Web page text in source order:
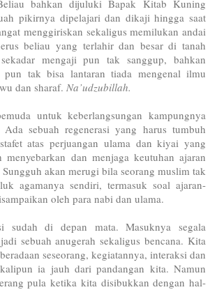
bahkan dijuluki Bapak Kitab Kuning
pikirnya dipelajari dan dikaji hingga saat
menggiriskan sekaligus memilukan andai
beliau yang terlahir dan besar di tanah
mengaji pun tak sanggup, bahkan
pun tak bisa lantaran tiada mengenal ilmu
dan sharaf. Na’udzubillah.
untuk keberlangsungan kampungnya
sebuah regenerasi yang harus tumbuh
atas perjuangan ulama dan kiyai yang
menyebarkan dan menjaga keutuhan ajaran
akan merugi bila seorang muslim tak
agamanya sendiri, termasuk soal ajaran-
oleh para nabi dan ulama.
sudah di depan mata. Masuknya segala
sebuah anugerah sekaligus bencana. Kita
seseorang, kegiatannya, interaksi dan
ia jauh dari pandangan kita. Namun
pula ketika kita disibukkan dengan hal-